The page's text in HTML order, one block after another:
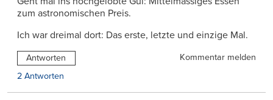
zum astronomischen Preis.
Ich war dreimal dort: Das erste, letzte und einzige Mal.
Antworten
Kommentar melden
2 Antworten